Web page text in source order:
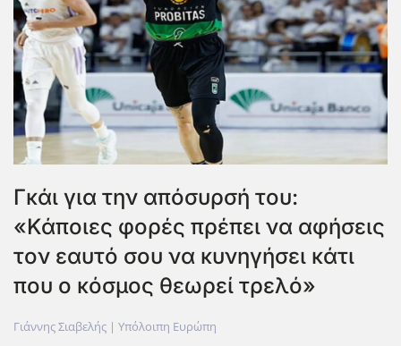
Γκάι για την απόσυρσή του:
«Κάποιες φορές πρέπει να αφήσεις
τον εαυτό σου να κυνηγήσει κάτι
που ο κόσμος θεωρεί τρελό»
Γιάννης Σιαβελής | Υπόλοιπη Ευρώπη